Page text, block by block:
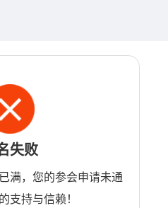
失败
满，您的参会申请未通
支持与信赖！